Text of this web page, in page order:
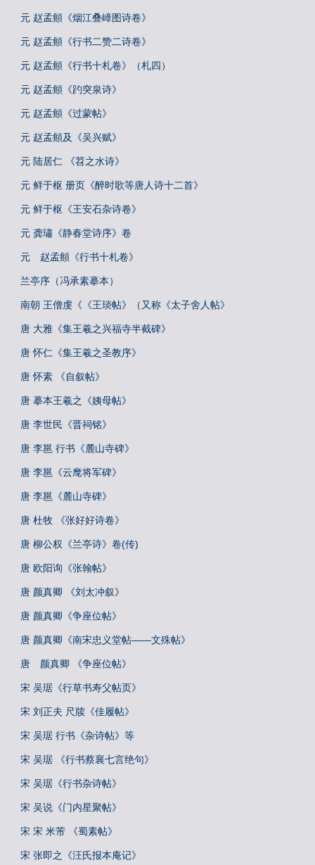
元 赵孟頫《烟江叠嶂图诗卷》
元 赵孟頫《行书二赞二诗卷》
元 赵孟頫《行书十札卷》（札四）
元 赵孟頫《趵突泉诗》
元 赵孟頫《过蒙帖》
元 赵孟頫及《吴兴赋》
元 陆居仁 《苕之水诗》
元 鲜于枢 册页《醉时歌等唐人诗十二首》
元 鲜于枢《王安石杂诗卷》
元 龚璛《静春堂诗序》卷
元 赵孟頫《行书十札卷》
兰亭序（冯承素摹本）
南朝 王僧虔《《王琰帖》（又称《太子舍人帖》
唐 大雅《集王羲之兴福寺半截碑》
唐 怀仁《集王羲之圣教序》
唐 怀素 《自叙帖》
唐 摹本王羲之《姨母帖》
唐 李世民《晋祠铭》
唐 李邕 行书《麓山寺碑》
唐 李邕《云麾将军碑》
唐 李邕《麓山寺碑》
唐 杜牧 《张好好诗卷》
唐 柳公权《兰亭诗》卷(传)
唐 欧阳询《张翰帖》
唐 颜真卿 《刘太冲叙》
唐 颜真卿《争座位帖》
唐 颜真卿《南宋忠义堂帖——文殊帖》
唐 颜真卿 《争座位帖》
宋 吴琚《行草书寿父帖页》
宋 刘正夫 尺牍《佳履帖》
宋 吴琚 行书《杂诗帖》等
宋 吴琚 《行书蔡襄七言绝句》
宋 吴琚《行书杂诗帖》
宋 吴说《门内星聚帖》
宋 宋 米芾 《蜀素帖》
宋 张即之《汪氏报本庵记》